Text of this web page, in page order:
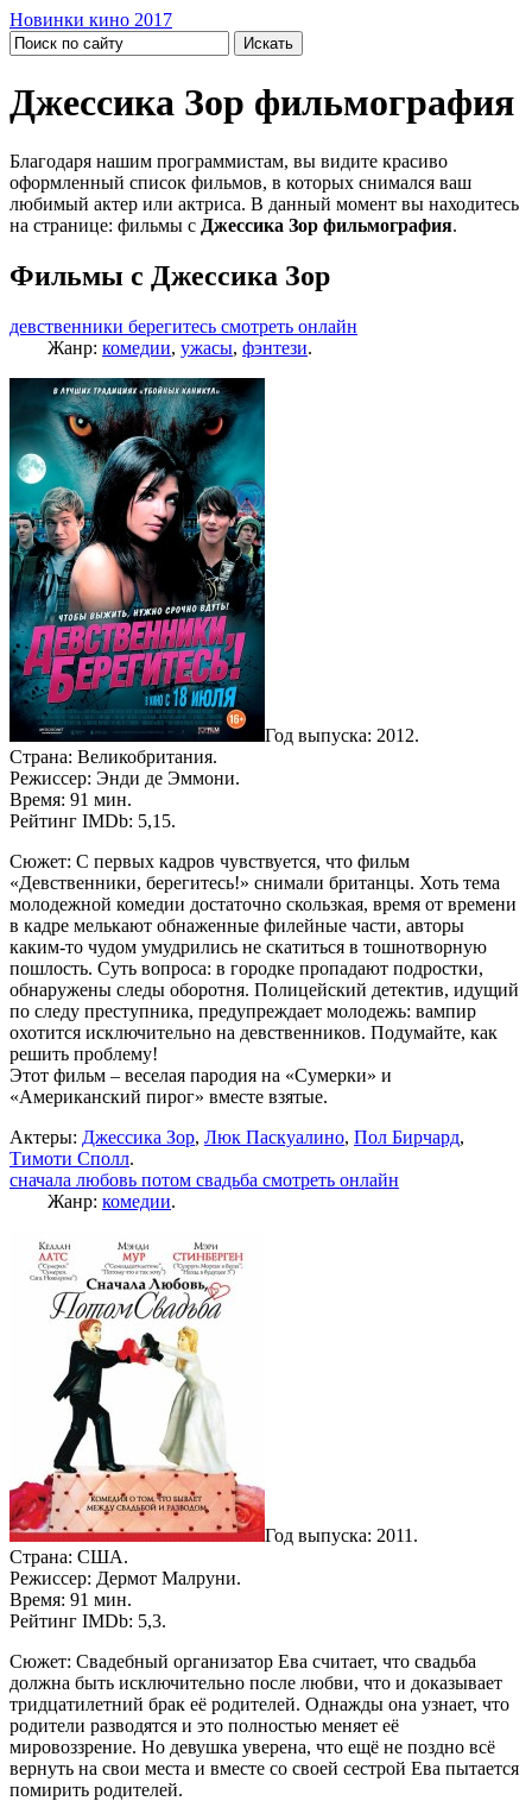
Новинки кино 2017
Джессика Зор фильмография
Благодаря нашим программистам, вы видите красиво
оформленный список фильмов, в которых снимался ваш
любимый актер или актриса. В данный момент вы находитесь
на странице: фильмы с Джессика Зор фильмография.
Фильмы с Джессика Зор
девственники берегитесь смотреть онлайн
Жанр: комедии, ужасы, фэнтези.
Год выпуска: 2012.
Страна: Великобритания.
Режиссер: Энди де Эммони.
Время: 91 мин.
Рейтинг IMDb: 5,15.
Сюжет: С первых кадров чувствуется, что фильм
«Девственники, берегитесь!» снимали британцы. Хоть тема
молодежной комедии достаточно скользкая, время от времени
в кадре мелькают обнаженные филейные части, авторы
каким-то чудом умудрились не скатиться в тошнотворную
пошлость. Суть вопроса: в городке пропадают подростки,
обнаружены следы оборотня. Полицейский детектив, идущий
по следу преступника, предупреждает молодежь: вампир
охотится исключительно на девственников. Подумайте, как
решить проблему!
Этот фильм – веселая пародия на «Сумерки» и
«Американский пирог» вместе взятые.
Актеры: Джессика Зор, Люк Паскуалино, Пол Бирчард,
Тимоти Сполл.
сначала любовь потом свадьба смотреть онлайн
Жанр: комедии.
Год выпуска: 2011.
Страна: США.
Режиссер: Дермот Малруни.
Время: 91 мин.
Рейтинг IMDb: 5,3.
Сюжет: Свадебный организатор Ева считает, что свадьба
должна быть исключительно после любви, что и доказывает
тридцатилетний брак её родителей. Однажды она узнает, что
родители разводятся и это полностью меняет её
мировоззрение. Но девушка уверена, что ещё не поздно всё
вернуть на свои места и вместе со своей сестрой Ева пытается
помирить родителей.